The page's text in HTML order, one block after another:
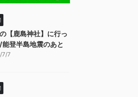
【鹿島神社】に行っ
登半島地震のあと
7/7